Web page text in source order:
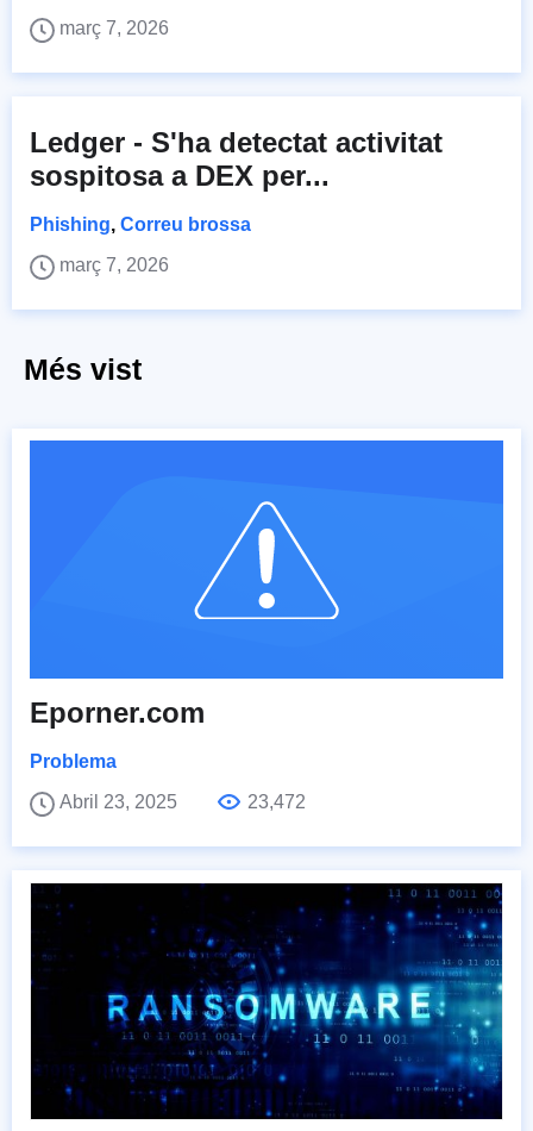
març 7, 2026
Ledger - S'ha detectat activitat
sospitosa a DEX per...
Phishing, Correu brossa
març 7, 2026
Més vist
Eporner.com
Problema
Abril 23, 2025
23,472